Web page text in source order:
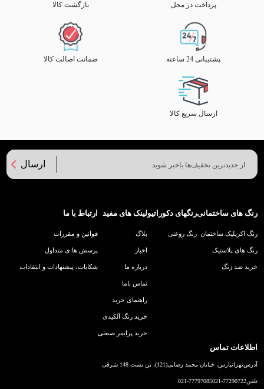
پرداخت در محل بازگشت کالا
پشتیبانی 24 ساعته ضمانت اصالت کالا
ارسال سریع کالا
ارسال
رنگ های ساختمانی
رنگ اکریلیک ساختمان
رنگ های پلاستیک
خرید ضد زنگ
رنگهای دکوراتیو
رنگ روغنی
لینک های مفید
بلاگ
اخبار
درباره ما
تماس باما
راهنمای خرید
خرید رنگ آلکیدی
خرید پرایمر صنعتی
ارتباط با ما
قوانین و مقررات
پرسش ها ی متداول
شکایات، پیشنهادات و انتقادات
اطلاعات تماس
آدرستهرانپارس، خیابان محمد رضایی(121)، بن بست 148 شرقی
تلفن021-77290722
021-77797085